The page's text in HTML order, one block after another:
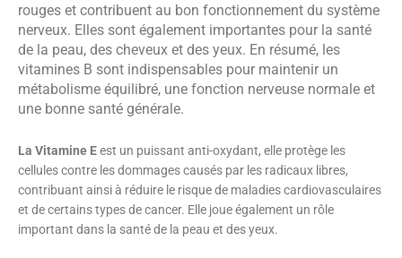
rouges et contribuent au bon fonctionnement du système
nerveux. Elles sont également importantes pour la santé
de la peau, des cheveux et des yeux. En résumé, les
vitamines B sont indispensables pour maintenir un
métabolisme équilibré, une fonction nerveuse normale et
une bonne santé générale.
La Vitamine Eest un puissant anti-oxydant, elle protège les
cellules contre les dommages causés par les radicaux libres,
contribuant ainsi à réduire le risque de maladies cardiovasculaires
et de certains types de cancer. Elle joue également un rôle
important dans la santé de la peau et des yeux.